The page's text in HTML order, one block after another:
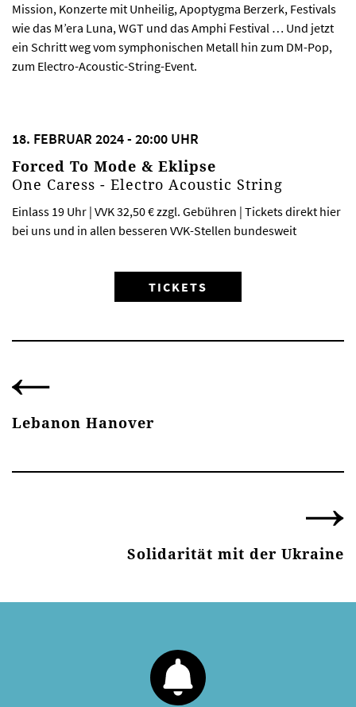
Mission, Konzerte mit Unheilig, Apoptygma Berzerk, Festivals
wie das M’era Luna, WGT und das Amphi Festival … Und jetzt
ein Schritt weg vom symphonischen Metall hin zum DM-Pop,
zum Electro-Acoustic-String-Event.
18. FEBRUAR 2024 - 20:00 UHR
Forced To Mode & Eklipse
One Caress - Electro Acoustic String
Einlass 19 Uhr | VVK 32,50 € zzgl. Gebühren | Tickets direkt hier
bei uns und in allen besseren VVK-Stellen bundesweit
TICKETS
Lebanon Hanover
Solidarität mit der Ukraine